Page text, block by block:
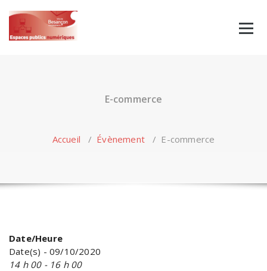
content
E-commerce
Accueil / Évènement / E-commerce
Date/Heure
Date(s) - 09/10/2020
14 h 00 - 16 h 00